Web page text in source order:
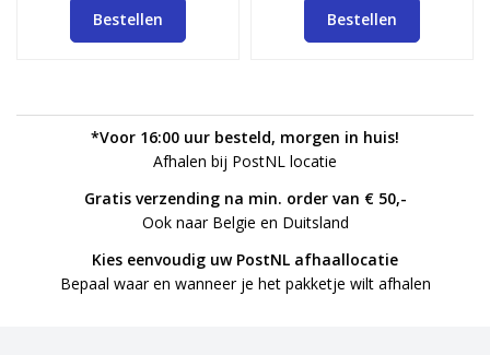
Bestellen Bestellen
*Voor 16:00 uur besteld, morgen in huis!
Afhalen bij PostNL locatie
Gratis verzending na min. order van € 50,-
Ook naar Belgie en Duitsland
Kies eenvoudig uw PostNL afhaallocatie
Bepaal waar en wanneer je het pakketje wilt afhalen